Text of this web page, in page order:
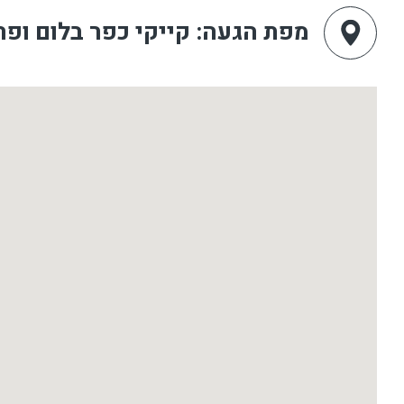
מפת הגעה: קייקי כפר בלום